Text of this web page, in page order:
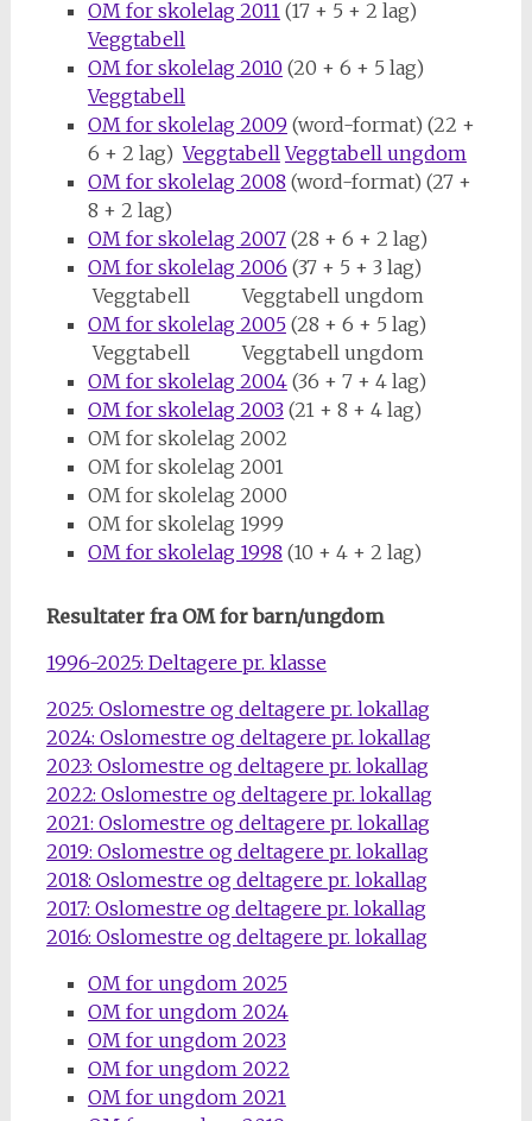
OM for skolelag 2011 (17 + 5 + 2 lag)
Veggtabell
OM for skolelag 2010 (20 + 6 + 5 lag)
Veggtabell
OM for skolelag 2009 (word-format) (22 +
6 + 2 lag)Veggtabell Veggtabell ungdom
OM for skolelag 2008 (word-format) (27 +
8 + 2 lag)
OM for skolelag 2007(28 + 6 + 2 lag)
OM for skolelag 2006 (37 + 5 + 3 lag)
Veggtabell Veggtabell ungdom
OM for skolelag 2005(28 + 6 + 5 lag)
Veggtabell Veggtabell ungdom
OM for skolelag 2004(36 + 7 + 4 lag)
OM for skolelag 2003(21 + 8 + 4 lag)
OM for skolelag 2002
OM for skolelag 2001
OM for skolelag 2000
OM for skolelag 1999
OM for skolelag 1998 (10 + 4 + 2 lag)
Resultater fra OM for barn/ungdom
1996-2025: Deltagere pr. klasse
2025: Oslomestre og deltagere pr. lokallag
2024: Oslomestre og deltagere pr. lokallag
2023: Oslomestre og deltagere pr. lokallag
2022: Oslomestre og deltagere pr. lokallag
2021: Oslomestre og deltagere pr. lokallag
2019: Oslomestre og deltagere pr. lokallag
2018: Oslomestre og deltagere pr. lokallag
2017: Oslomestre og deltagere pr. lokallag
2016: Oslomestre og deltagere pr. lokallag
OM for ungdom 2025
OM for ungdom 2024
OM for ungdom 2023
OM for ungdom 2022
OM for ungdom 2021